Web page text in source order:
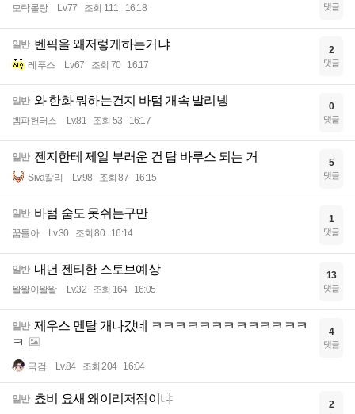
모락몰랑 Lv.77 조회 111 16:18 댓글
일반 벤픽을 왜저렇게하는거냐
레푸스 Lv.67 조회 70 16:17
2
댓글
일반 와 한화 뭐하는건지 바텀 개속 발리넹
벰파헌터스 Lv.81 조회 53 16:17
0
댓글
일반 젠지한테 제일 부러운 건 탑 바루스 되는 거
Siva칼리 Lv.98 조회 87 16:15
5
댓글
일반 바텀 숨도 못쉬는구만
꿈틀아 Lv.30 조회 80 16:14
1
댓글
일반 내년 젠티한 스토브예상
왈왈이왈왈 Lv.32 조회 164 16:05
13
댓글
일반 제우스 멘탈 개나갔네 ㅋㅋㅋㅋㅋㅋㅋㅋㅋㅋㅋㅋㅋ
ㅋ
극검 Lv.84 조회 204 16:04
4
댓글
일반 쵸비 요새 왜이리저점이냐 2